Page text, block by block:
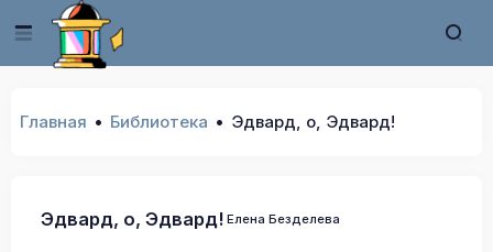
Главная Библиотека Эдвард, о, Эдвард!
Эдвард, о, Эдвард! Елена Безделева